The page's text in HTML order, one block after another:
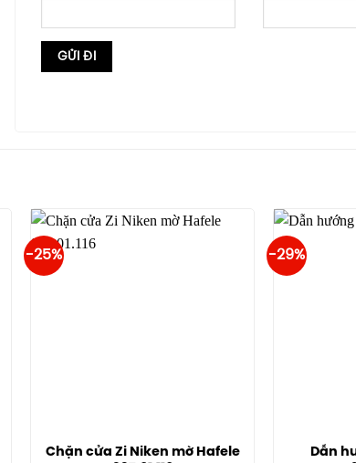
-25%
Chặn cửa Zi Niken mờ Hafele
-29%
Dẫn